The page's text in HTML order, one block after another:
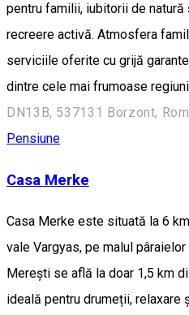
pentru familii, iubitorii de
recreere activă. Atmosfera
serviciile oferite cu grijă
dintre cele mai frumoase
DN13B, 537131 Borzont,
Pensiune
Casa Merke
Casa Merke este situată la 6
vale Vargyas, pe malul
Merești se află la doar 1,5 km
ideală pentru drumeții, relaxare